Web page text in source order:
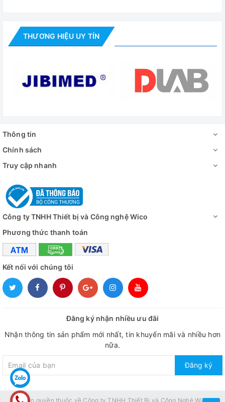
THƯƠNG HIỆU UY TÍN
Thông tin
Chính sách
Truy cập nhanh
Công ty TNHH Thiết bị và Công nghệ Wico
Phương thức thanh toán
Kết nối với chúng tôi
Đăng ký nhận nhiều ưu đãi
Nhận thông tin sản phẩm mới nhất, tin khuyến mãi và nhiều hơn
nữa.
Đăng ký
© Bản quyền thuộc về Công ty TNHH Thiết Bị và Công Nghệ Wico